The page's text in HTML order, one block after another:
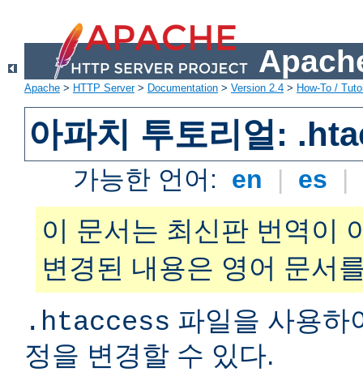
Apache > HTTP Server> Documentation > Version 2.4 > How-To /
아파치 투토리얼:
가능한 언어: en | es |
이 문서는 최신판 번역이
변경된 내용은 영어 문서
.htaccess 파일을 사용하
정을 변경할 수 있다.